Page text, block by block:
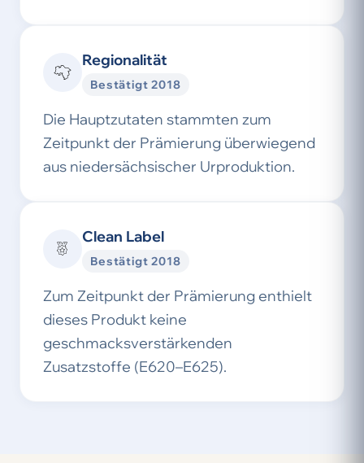
Regionalität
Bestätigt 2018
Die Hauptzutaten stammten zum
Zeitpunkt der Prämierung überwiegend
aus niedersächsischer Urproduktion.
Clean Label
Bestätigt 2018
Zum Zeitpunkt der Prämierung enthielt
dieses Produkt keine
geschmacksverstärkenden
Zusatzstoffe (E620–E625).